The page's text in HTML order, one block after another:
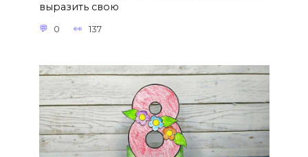
выразить свою
0 137